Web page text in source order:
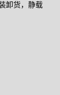
卸货，静载